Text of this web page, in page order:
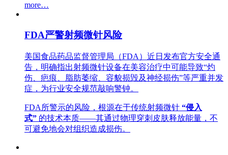
more…
FDA严警射频微针风险
美国食品药品监督管理局（FDA）近日发布官方安全通
告，明确指出射频微针设备在美容治疗中可能导致“灼
伤、疤痕、脂肪萎缩、容貌损毁及神经损伤”等严重并发
症，为行业安全规范敲响警钟。
FDA所警示的风险，根源在于传统射频微针 “侵入
式” 的技术本质——其通过物理穿刺皮肤释放能量，不
可避免地会对组织造成损伤。